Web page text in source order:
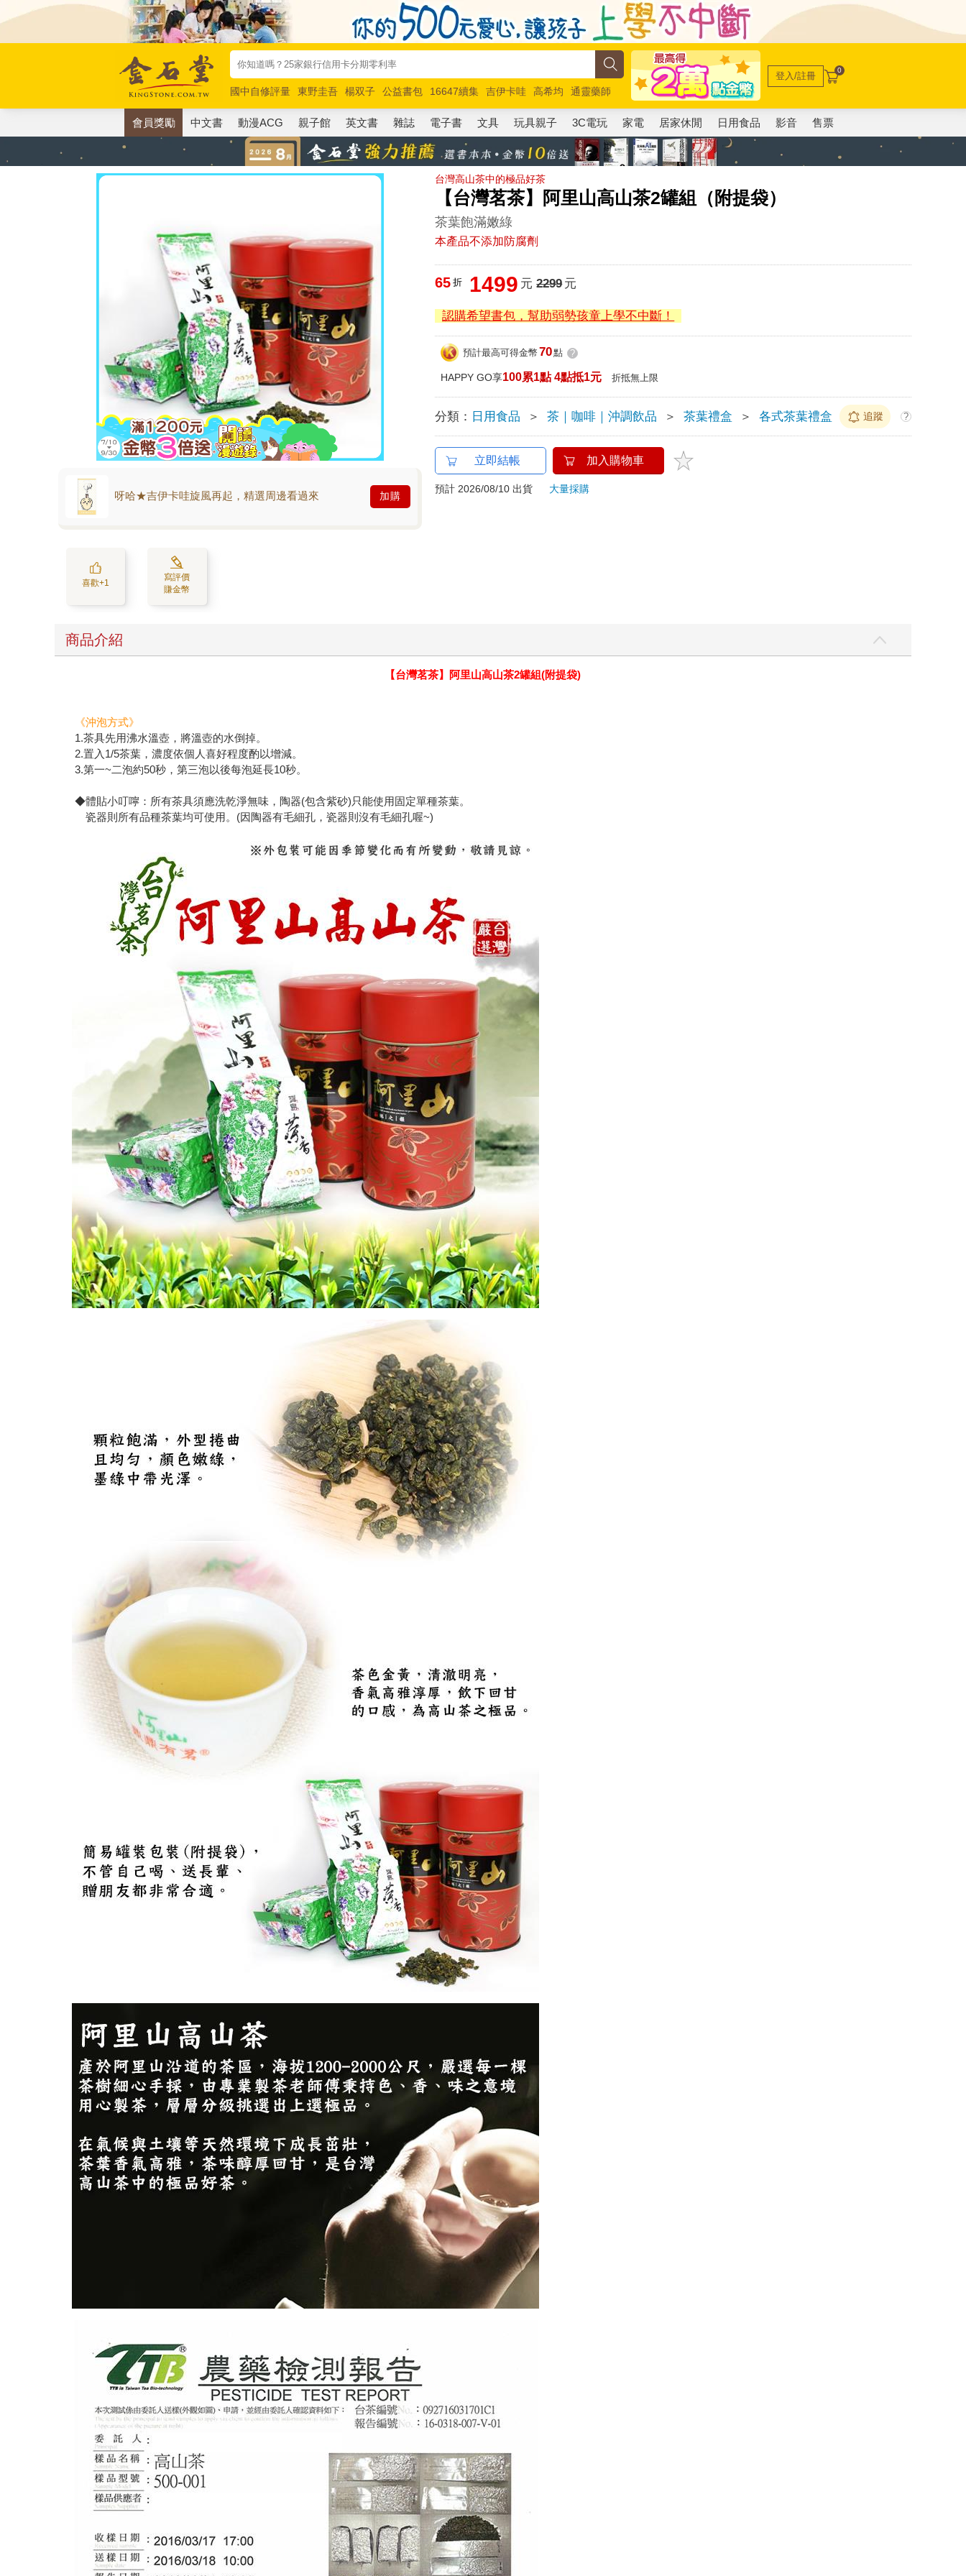
國中自修評量 東野圭吾 楊双子 公益書包 16647續集 吉伊卡哇 高希均
通靈藥師
唯紅花綻放
奧德賽 路邊攤新作 馬斯克 玩具總動員5 超慢跑
登入/註冊 0
會員獎勵 中文書 動漫ACG 親子館 英文書 雜誌 電子書 文具 玩具親子 3C電玩 家電 居家休閒 日用食品 影音 售票
台灣高山茶中的極品好茶
【台灣茗茶】阿里山高山茶2罐組（附提袋）
茶葉飽滿嫩綠
本產品不添加防腐劑
呀哈★吉伊卡哇旋風再起，精選周邊看過來 加購
喜歡+1
寫評價
賺金幣
65 折 1499 元 2299元
認購希望書包，幫助弱勢孩童上學不中斷！
預計最高可得金幣 70點 ?
HAPPY GO享100累1點 4點抵1元 折抵無上限
分類： 日用食品 ＞ 茶｜咖啡｜沖調飲品 ＞ 茶葉禮盒 ＞ 各式茶葉禮盒 追蹤 ?
立即結帳 加入購物車
預計 2026/08/10 出貨 大量採購
商品介紹
【台灣茗茶】阿里山高山茶2罐組(附提袋)
《沖泡方式》
1.茶具先用沸水溫壺，將溫壺的水倒掉。
2.置入1/5茶葉，濃度依個人喜好程度酌以增減。
3.第一~二泡約50秒，第三泡以後每泡延長10秒。
◆體貼小叮嚀：所有茶具須應洗乾淨無味，陶器(包含紫砂)只能使用固定單種茶葉。
瓷器則所有品種茶葉均可使用。(因陶器有毛細孔，瓷器則沒有毛細孔喔~)